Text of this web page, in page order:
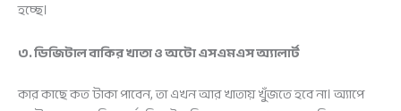
হচ্ছে।
৩. ডিজিটাল বাকির খাতা ও অটো এসএমএস অ্যালার্ট
কার কাছে কত টাকা পাবেন, তা এখন আর খাতায় খুঁজতে হবে না। অ্যাপে